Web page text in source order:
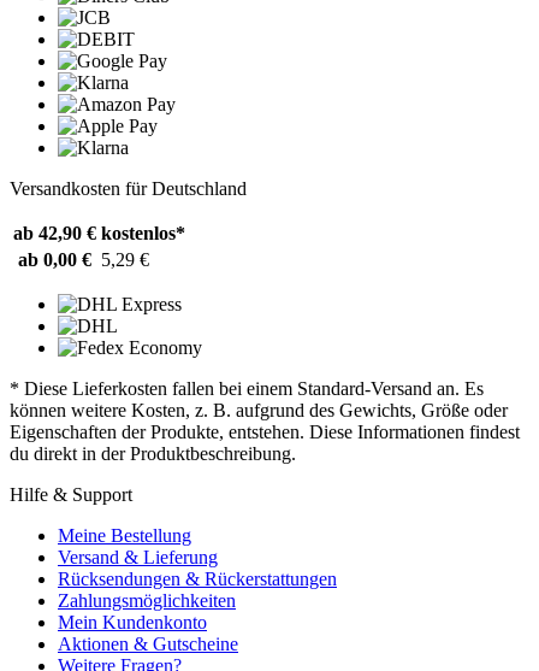
Versandkosten für Deutschland
ab 42,90 € kostenlos*
ab 0,00 € 5,29 €
* Diese Lieferkosten fallen bei einem Standard-Versand an. Es
können weitere Kosten, z. B. aufgrund des Gewichts, Größe oder
Eigenschaften der Produkte, entstehen. Diese Informationen findest
du direkt in der Produktbeschreibung.
Hilfe & Support
Meine Bestellung
Versand & Lieferung
Rücksendungen & Rückerstattungen
Zahlungsmöglichkeiten
Mein Kundenkonto
Aktionen & Gutscheine
Weitere Fragen?